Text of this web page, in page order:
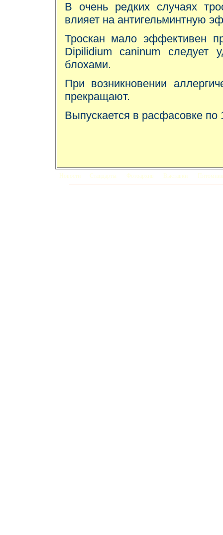
В очень редких случаях
влияет на антигельминтную
Троскан мало эффективен
Dipilidium caninum следует
блохами.
При возникновении
прекращают.
Выпускается в расфасовке по
Новости Стандарты Фотоархив Выставки